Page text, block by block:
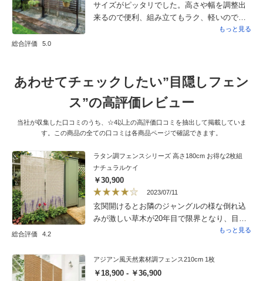
総合評価 5.0
サイズがピッタリでした。高さや幅を調整出
来るので便利、組み立てもラク、軽いので移
動もしやすく満足しついます。足の部分は別
もっと見る
あわせてチェックしたい”目隠しフェン
ス”の高評価レビュー
当社が収集した口コミのうち、☆4以上の高評価口コミを抽出して掲載していま
す。この商品の全ての口コミは各商品ページで確認できます。
総合評価 4.2
ラタン調フェンスシリーズ 高さ180cm お得な2枚組
ナチュラルケイ
￥30,900
2023/07/11
玄関開けるとお隣のジャングルの様な倒れ込
みが激しい草木が20年目で限界となり、目隠
しフェンスを業者に頼むはずでしたが大掛か
した。 色でかなり迷い、とりあえず1セッ
もっと見る
アジアン風天然素材調フェンス210cm 1枚
￥18,900 - ￥36,900